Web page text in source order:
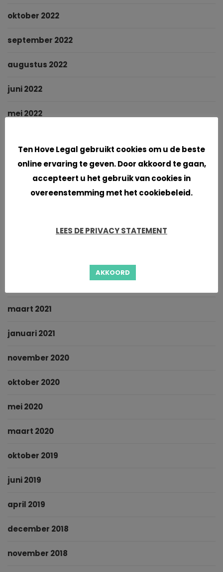
oktober 2022
september 2022
augustus 2022
juni 2022
mei 2022
januari 2022
september 2021
maart 2021
januari 2021
november 2020
oktober 2020
mei 2020
maart 2020
oktober 2019
juni 2019
april 2019
december 2018
november 2018
Ten Hove Legal gebruikt cookies om u de beste
online ervaring te geven. Door akkoord te gaan,
accepteert u het gebruik van cookies in
overeenstemming met het cookiebeleid.
LEES DE PRIVACY STATEMENT
AKKOORD